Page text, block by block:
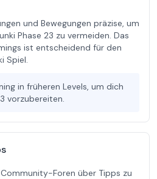
und Bewegungen präzise, um
Phase 23 zu vermeiden. Das
ist entscheidend für den
Spiel.
in früheren Levels, um dich
vorzubereiten.
Foren über Tipps zu